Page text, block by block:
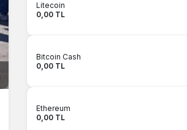
Litecoin
0,00 TL
Bitcoin Cash
0,00 TL
Ethereum
0,00 TL